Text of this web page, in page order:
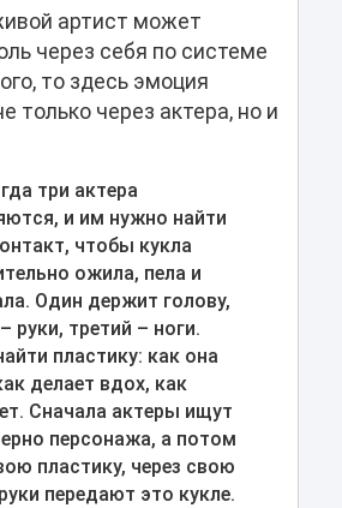
артист может
через себя по системе
то здесь эмоция
только через актера, но и
три актера
и им нужно найти
чтобы кукла
ожила, пела и
Один держит голову,
руки, третий – ноги.
пластику: как она
делает вдох, как
Сначала актеры ищут
персонажа, а потом
пластику, через свою
передают это кукле.